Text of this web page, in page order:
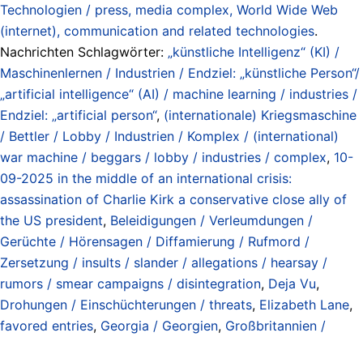
Technologien / press, media complex, World Wide Web
(internet), communication and related technologies.
Nachrichten Schlagwörter: „künstliche Intelligenz“ (KI) /
Maschinenlernen / Industrien / Endziel: „künstliche Person“/
„artificial intelligence“ (AI) / machine learning / industries /
Endziel: „artificial person“, (internationale) Kriegsmaschine
/ Bettler / Lobby / Industrien / Komplex / (international)
war machine / beggars / lobby / industries / complex, 10-
09-2025 in the middle of an international crisis:
assassination of Charlie Kirk a conservative close ally of
the US president, Beleidigungen / Verleumdungen /
Gerüchte / Hörensagen / Diffamierung / Rufmord /
Zersetzung / insults / slander / allegations / hearsay /
rumors / smear campaigns / disintegration, Deja Vu,
Drohungen / Einschüchterungen / threats, Elizabeth Lane,
favored entries, Georgia / Georgien, Großbritannien /